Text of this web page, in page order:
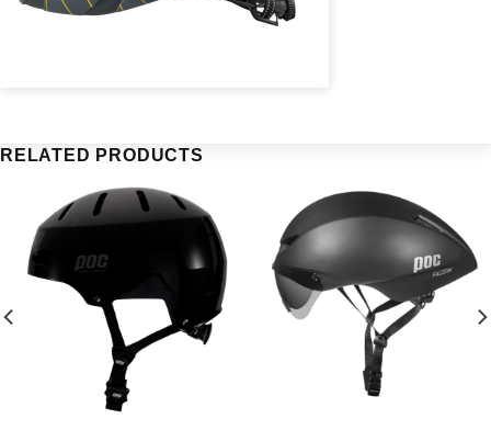
RELATED PRODUCTS